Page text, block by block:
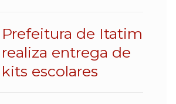
Prefeitura de Itatim
realiza entrega de
kits escolares